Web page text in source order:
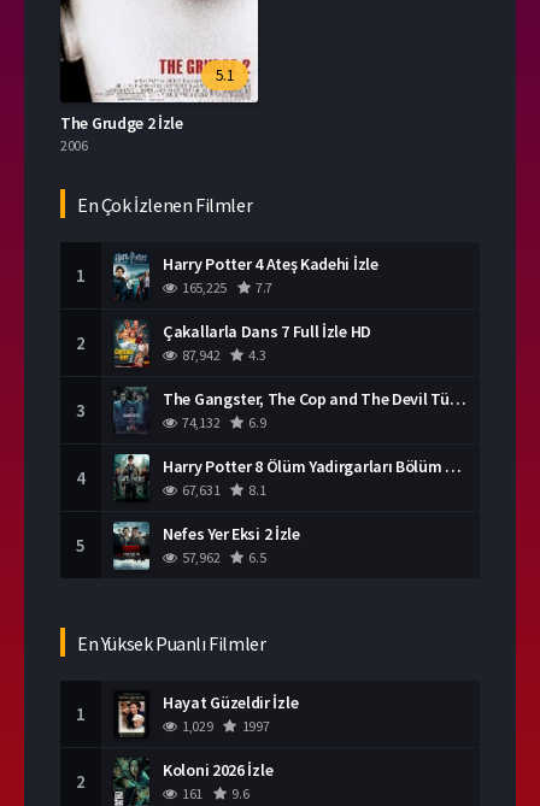
5.1
The Grudge 2 İzle
2006
En Çok İzlenen Filmler
1 Harry Potter 4 Ateş Kadehi İzle
165,225 7.7
2 Çakallarla Dans 7 Full İzle HD
87,942 4.3
3 The Gangster, The Cop and The Devil Türkçe Dublaj İzle
74,132 6.9
4 Harry Potter 8 Ölüm Yadirgarları Bölüm 2 İzle
67,631 8.1
5 Nefes Yer Eksi 2 İzle
57,962 6.5
En Yüksek Puanlı Filmler
1 Hayat Güzeldir İzle
1,029 1997
2 Koloni 2026 İzle
161 9.6